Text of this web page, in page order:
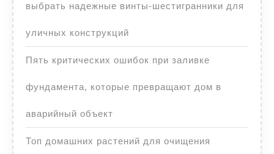
выбрать надежные винты-шестигранники для
уличных конструкций
Пять критических ошибок при заливке
фундамента, которые превращают дом в
аварийный объект
Топ домашних растений для очищения